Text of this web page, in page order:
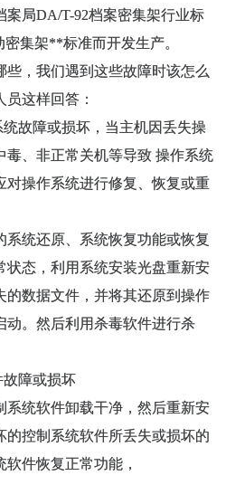
局DA/T-92档案密集架行业标
密集架**标准而开发生产。
，我们遇到这些故障时该怎么
这样回答：
故障或损坏，当主机因丢失操
毒、非正常关机等导致 操作系统
对操作系统进行修复、恢复或重
统还原、系统恢复功能或恢复
状态，利用系统安装光盘重新安
的数据文件，并将其还原到操作
动。然后利用杀毒软件进行杀
故障或损坏
系统软件卸载干净，然后重新安
的控制系统软件所丢失或损坏的
件恢复正常功能，